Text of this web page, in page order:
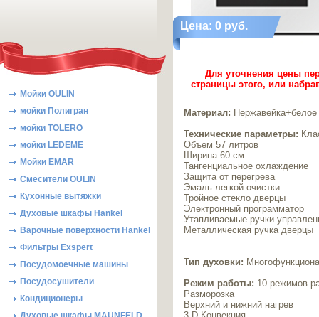
Мойки OULIN
мойки Полигран
мойки TOLERO
мойки LEDEME
Мойки EMAR
Смесители OULIN
Кухонные вытяжки
Духовые шкафы Hankel
Варочные поверхности Hankel
Фильтры Exspert
Посудомоечные машины
Посудосушители
Кондиционеры
Цена: 0 руб.
Для уточнения цены
страницы этого, или
Материал: Нержавейка+белое
Технические параметры:
Объем 57 литров
Ширина 60 см
Тангенциальное охлаждение
Защита от перегрева
Эмаль легкой очистки
Тройное стекло дверцы
Электронный программатор
Утапливаемые ручки
Металлическая ручка дверцы
Тип духовки:
Режим работы: 10 режимов
Разморозка
Верхний и нижний нагрев